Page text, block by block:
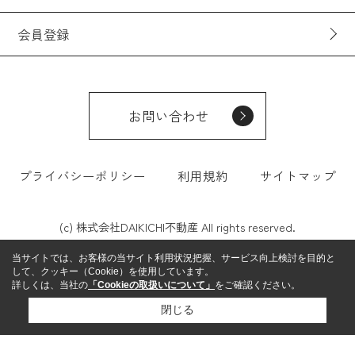
会員登録
お問い合わせ
プライバシーポリシー 利用規約 サイトマップ
(c) 株式会社DAIKICHI不動産 All rights reserved.
当サイトでは、お客様の当サイト利用状況把握、サービス向上検討を目的と
して、クッキー（Cookie）を使用しています。
詳しくは、当社の 「Cookieの取扱いについて」 をご確認ください。
閉じる